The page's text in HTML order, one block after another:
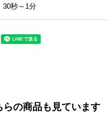
30秒～1分
の商品も見ています